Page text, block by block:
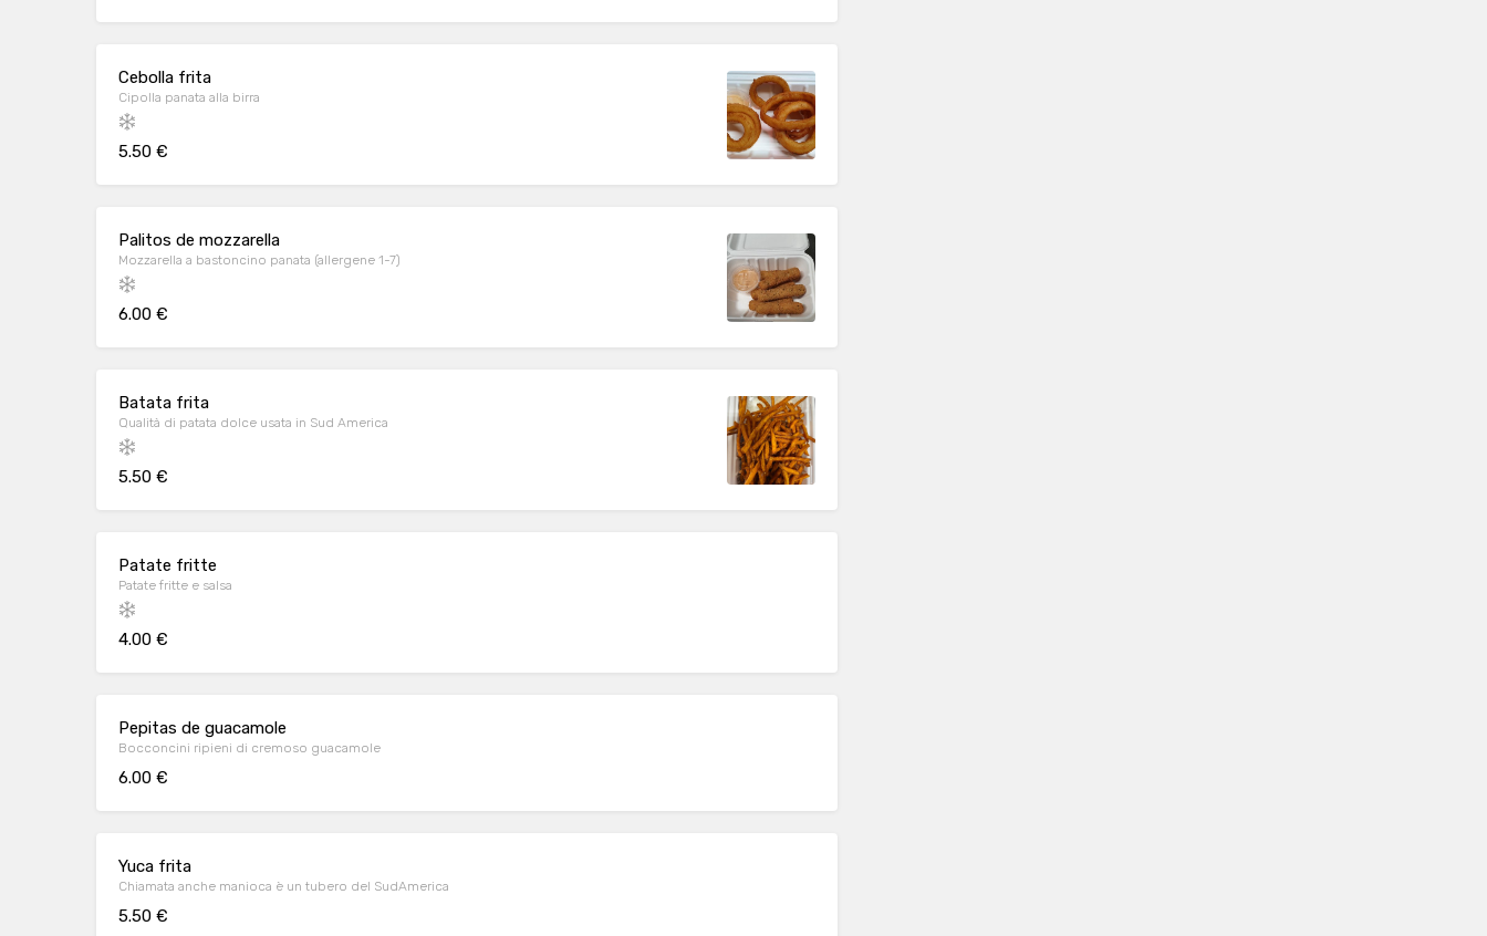
Cebolla frita
Cipolla panata alla birra
5.50 €
Palitos de mozzarella
Mozzarella a bastoncino panata (allergene 1-7)
6.00 €
Batata frita
Qualità di patata dolce usata in Sud America
5.50 €
Patate fritte
Patate fritte e salsa
4.00 €
Pepitas de guacamole
Bocconcini ripieni di cremoso guacamole
6.00 €
Yuca frita
Chiamata anche manioca è un tubero del SudAmerica
5.50 €